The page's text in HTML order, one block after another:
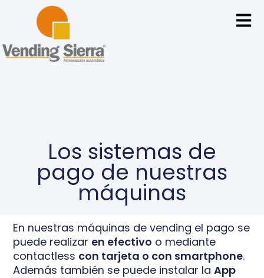
Los sistemas de
pago de nuestras
máquinas
En nuestras máquinas de vending el pago se
puede realizar en efectivo o mediante
contactless con tarjeta o con smartphone.
Además también se puede instalar laApp